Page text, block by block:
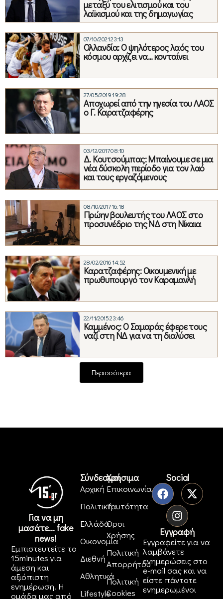
μεταξύ του ελιτισμού και του
λαϊκισμού και της δημαγωγίας
07/10/2021 23:13
Ολλανδία: Ο ψηλότερος λαός του
κόσμου αρχίζει να… κονταίνει
27/05/2019 19:28
Αποχωρεί από την ηγεσία του ΛΑΟΣ
ο Γ. Καρατζαφέρης
03/12/2017 08:10
Δ. Κουτσούμπας: Μπαίνουμε σε μια
νέα δύσκολη περίοδο για τον λαό
και τους εργαζόμενους
08/10/2017 16:18
Πρώην βουλευτής του ΛΑΟΣ στο
προσυνέδριο της ΝΔ στη Νίκαια
28/02/2016 14:52
Καρατζαφέρης: Οικουμενική με
πρωθυπουργό τον Καραμανλή
22/11/2015 23:46
Καμμένος: Ο Σαμαράς έφερε τους
ναζί στη ΝΔ για να τη διαλύσει
Περισσότερα
Για να μη
μασάτε... fake
news!
Εμπιστευτείτε το
15minutes για
άμεση και
αξιόπιστη
ενημέρωση. Η
ομάδα μας από
Σύνδεσμοι
Αρχική
Πολιτική
Ελλάδα
Οικονομία
Διεθνή
Αθλητικά
Lifestyle
Χρήσιμα
Επικοινωνία
Ταυτότητα
Όροι
Χρήσης
Πολιτική
Απορρήτου
Πολιτική
Cookies
Social
Εγγραφή
Εγγραφείτε για να
λαμβάνετε
ενημερώσεις στο
e-mail σας και να
είστε πάντοτε
ενημερωμένοι